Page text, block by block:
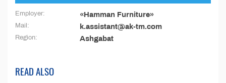
Employer: «Hamman Furniture»
Mail: k.assistant@ak-tm.com
Region: Ashgabat
READ ALSO